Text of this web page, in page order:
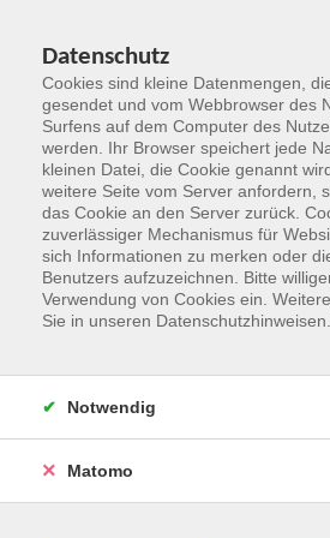
Zum Hauptinhalt springen
Der Kurs konnte nicht gefunden
Erich-Kästner-Str. 5
65232 Taunusstein
Datenschutz
Cookies sind kleine Datenmengen,
gesendet und vom Webbrowser des
Surfens auf dem Computer des
werden. Ihr Browser speichert jede
kleinen Datei, die Cookie genannt
weitere Seite vom Server anfordern,
das Cookie an den Server zurück.
zuverlässiger Mechanismus für
sich Informationen zu merken oder
Benutzers aufzuzeichnen. Bitte
Verwendung von Cookies ein.
Sie in unseren Datenschutzhinweisen.
Notwendig
Matomo